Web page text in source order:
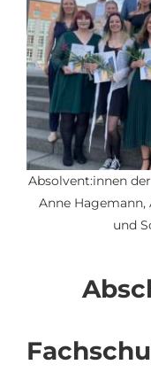
Absolvent:innen
Anne
und